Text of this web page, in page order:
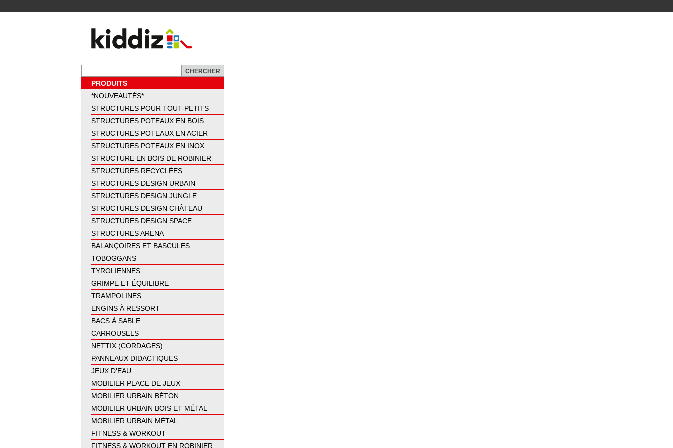
PRODUITS
*NOUVEAUTÉS*
STRUCTURES POUR TOUT-PETITS
STRUCTURES POTEAUX EN BOIS
STRUCTURES POTEAUX EN ACIER
STRUCTURES POTEAUX EN INOX
STRUCTURE EN BOIS DE ROBINIER
STRUCTURES RECYCLÉES
STRUCTURES DESIGN URBAIN
STRUCTURES DESIGN JUNGLE
STRUCTURES DESIGN CHÂTEAU
STRUCTURES DESIGN SPACE
STRUCTURES ARENA
BALANÇOIRES ET BASCULES
TOBOGGANS
TYROLIENNES
GRIMPE ET ÉQUILIBRE
TRAMPOLINES
ENGINS À RESSORT
BACS À SABLE
CARROUSELS
NETTIX (CORDAGES)
PANNEAUX DIDACTIQUES
JEUX D’EAU
MOBILIER PLACE DE JEUX
MOBILIER URBAIN BÉTON
MOBILIER URBAIN BOIS ET MÉTAL
MOBILIER URBAIN MÉTAL
FITNESS & WORKOUT
FITNESS & WORKOUT EN ROBINIER